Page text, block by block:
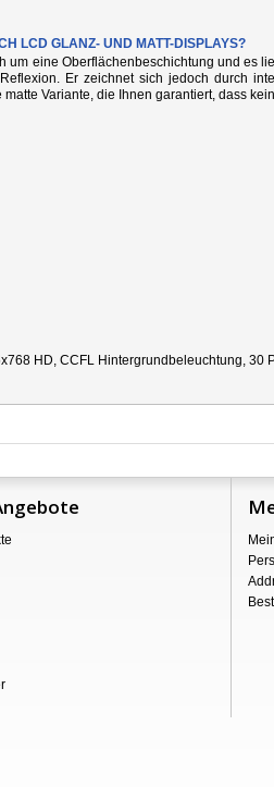
LCD GLANZ- UND MATT-DISPLAYS?
um eine Oberflächenbeschichtung und es
Er zeichnet sich jedoch durch
Variante, die Ihnen garantiert, dass
HD, CCFL Hintergrundbeleuchtung,